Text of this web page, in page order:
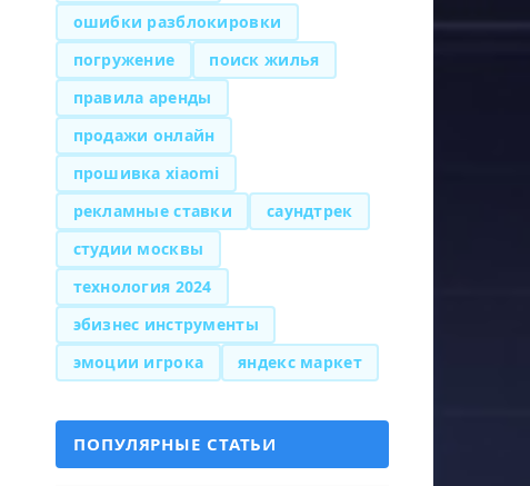
ошибки разблокировки
погружение
поиск жилья
правила аренды
продажи онлайн
прошивка xiaomi
рекламные ставки
саундтрек
студии москвы
технология 2024
эбизнес инструменты
эмоции игрока
яндекс маркет
ПОПУЛЯРНЫЕ СТАТЬИ